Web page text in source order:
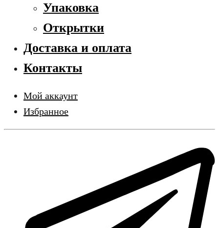
Упаковка
Открытки
Доставка и оплата
Контакты
Мой аккаунт
Избранное